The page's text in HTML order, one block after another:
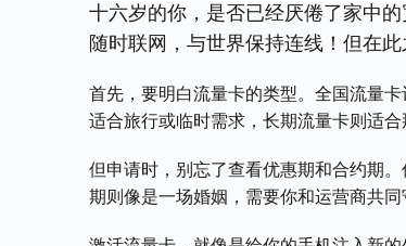
十六岁的你，是否已经厌倦了家中
随时联网，与世界保持连线！但在此
首先，要明白流量卡的类型。全国流量
适合旅行或临时需求，长期流量卡则适合
但申请时，别忘了查看优惠期和合约期
期则像是一场婚姻，需要你和运营商共同